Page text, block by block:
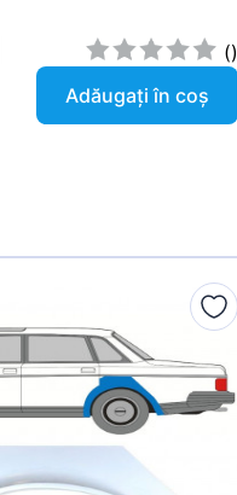
()
Adăugați în coș